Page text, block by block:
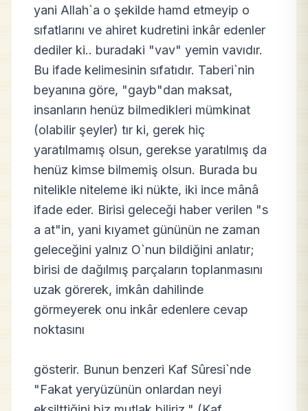
yani Allah`a o şekilde hamd etmeyip o
sıfatlarını ve ahiret kudretini inkâr edenler
dediler ki.. buradaki "vav" yemin vavıdır.
Bu ifade kelimesinin sıfatıdır. Taberi`nin
beyanına göre, "gayb"dan maksat,
insanların henüz bilmedikleri mümkinat
(olabilir şeyler) tır ki, gerek hiç
yaratılmamış olsun, gerekse yaratılmış da
henüz kimse bilmemiş olsun. Burada bu
nitelikle niteleme iki nükte, iki ince mânâ
ifade eder. Birisi geleceği haber verilen "s
a at"in, yani kıyamet gününün ne zaman
geleceğini yalnız O`nun bildiğini anlatır;
birisi de dağılmış parçaların toplanmasını
uzak görerek, imkân dahilinde
görmeyerek onu inkâr edenlere cevap
noktasını
gösterir. Bunun benzeri Kaf Sûresi`nde
"Fakat yeryüzünün onlardan neyi